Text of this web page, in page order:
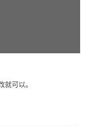
可以。